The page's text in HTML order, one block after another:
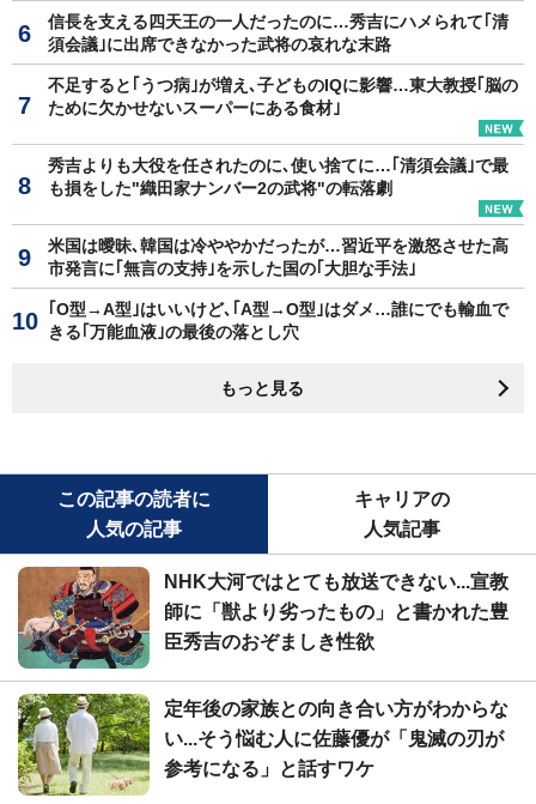
信長を支える四天王の一人だったのに…秀吉にハメられて｢清
須会議｣に出席できなかった武将の哀れな末路
不足すると｢うつ病｣が増え､子どものIQに影響…東大教授｢脳の
ために欠かせないスーパーにある食材｣
秀吉よりも大役を任されたのに､使い捨てに…｢清須会議｣で最
も損をした"織田家ナンバー2の武将"の転落劇
米国は曖昧､韓国は冷ややかだったが…習近平を激怒させた高
市発言に｢無言の支持｣を示した国の｢大胆な手法｣
｢O型→A型｣はいいけど､｢A型→O型｣はダメ…誰にでも輸血で
きる｢万能血液｣の最後の落とし穴
もっと見る
この記事の読者に
人気の記事
キャリアの
人気記事
NHK大河ではとても放送できない...宣教
師に「獣より劣ったもの」と書かれた豊
臣秀吉のおぞましき性欲
定年後の家族との向き合い方がわからな
い...そう悩む人に佐藤優が「鬼滅の刃が
参考になる」と話すワケ